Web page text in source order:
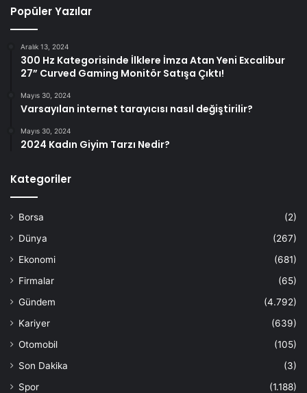
Popüler Yazılar
Aralık 13, 2024
300 Hz Kategorisinde İlklere İmza Atan Yeni Excalibur
27” Curved Gaming Monitör Satışa Çıktı!
Mayıs 30, 2024
Varsayılan internet tarayıcısı nasıl değiştirilir?
Mayıs 30, 2024
2024 Kadın Giyim Tarzı Nedir?
Kategoriler
Borsa
(2)
Dünya
(267)
Ekonomi
(681)
Firmalar
(65)
Gündem
(4.792)
Kariyer
(639)
Otomobil
(105)
Son Dakika
(3)
Spor
(1.188)